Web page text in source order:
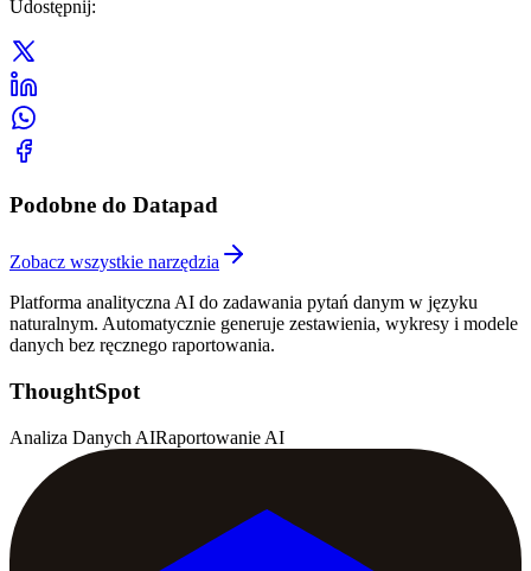
Udostępnij:
Podobne do Datapad
Zobacz wszystkie narzędzia
Platforma analityczna AI do zadawania pytań danym w języku
naturalnym. Automatycznie generuje zestawienia, wykresy i modele
danych bez ręcznego raportowania.
ThoughtSpot
Analiza Danych AIRaportowanie AI